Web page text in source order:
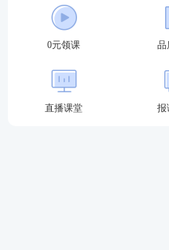
科目和《 专业知识
其中《专业知识与实务
管理、农业经济、财政
济、人力资源管理、旅
知识产权，考生可根据
0元领课 品
直播课堂 报